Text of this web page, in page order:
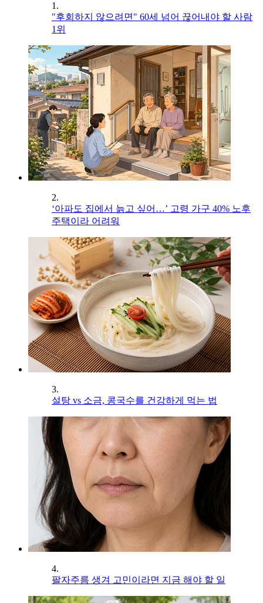
1.
"후회하지 않으려면" 60세 넘어 끊어내야 할 사람
1위
2.
‘아파도 집에서 늙고 싶어…’ 고령 가구 40% 노후
주택이라 어려워
3.
설탕 vs 소금, 콩국수를 건강하게 먹는 법
4.
팔자주름 생겨 고민이라면 지금 해야 할 일